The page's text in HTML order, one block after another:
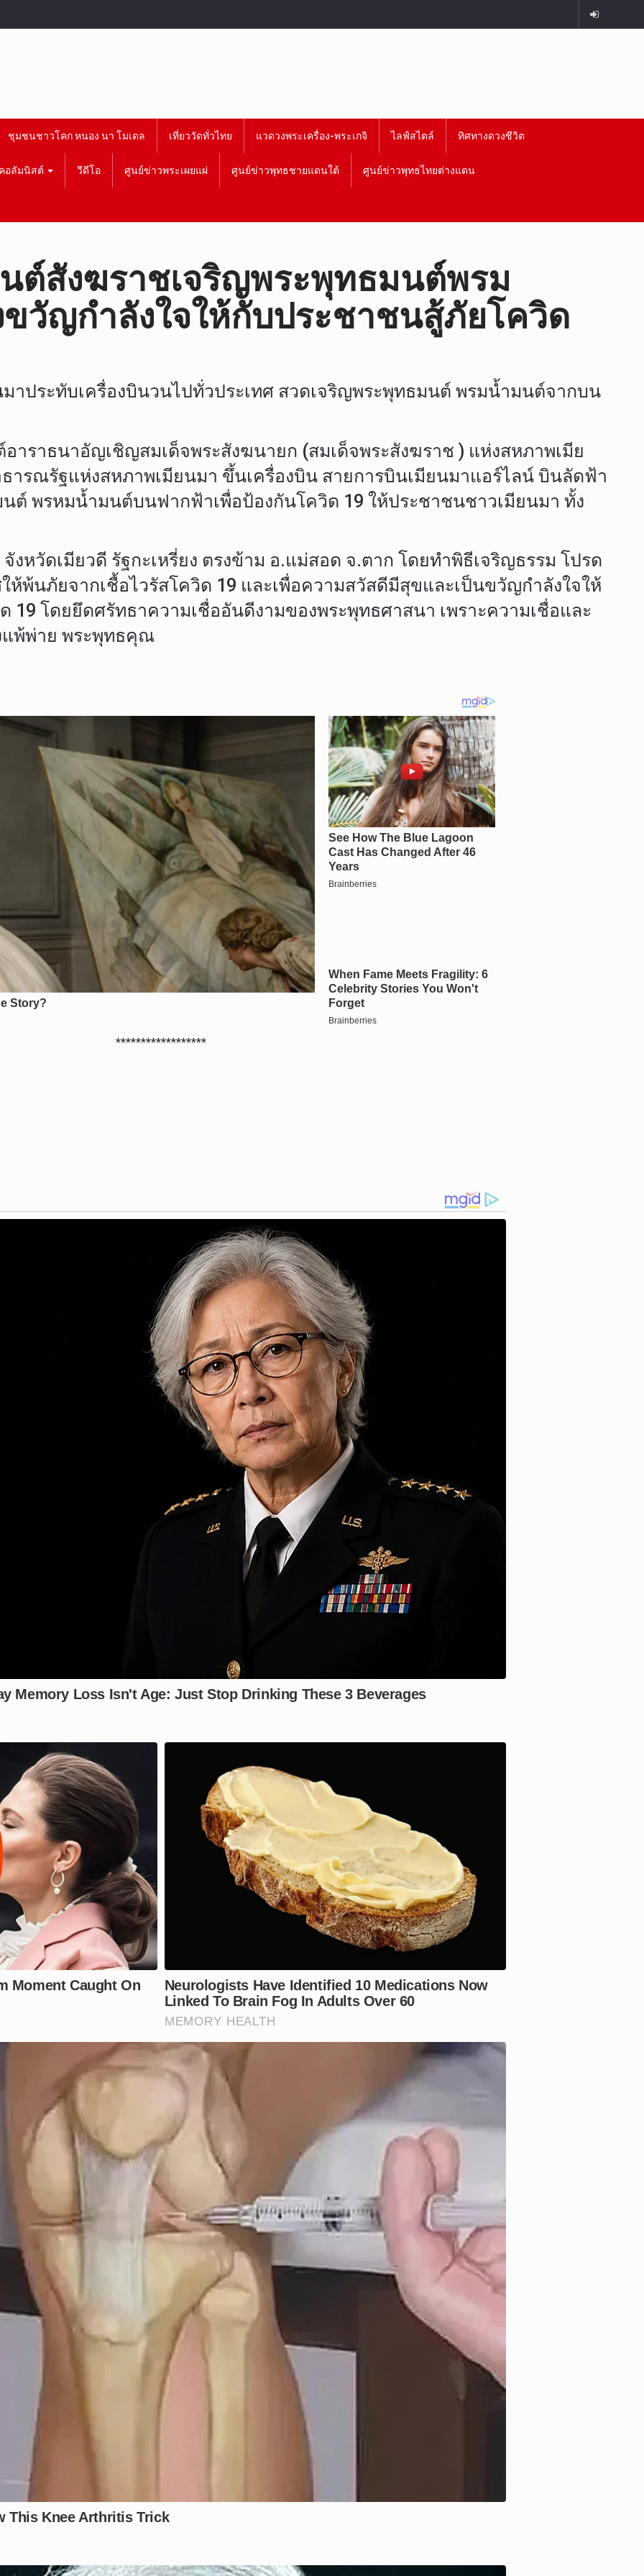
ชุมชนชาวโคก หนอง นา โมเดล เที่ยววัดทั่วไทย แวดวงพระเครื่อง-พระเกจิ ไลฟ์สไตล์ ทิศทางดวงชีวิต
อลัมนิสต์ วีดีโอ ศูนย์ข่าวพระเผยแผ่ ศูนย์ข่าวพุทธชายแดนใต้ ศูนย์ข่าวพุทธไทยต่างแดน
ต์สังฆราชเจริญพระพุทธมนต์พรม
วัญกำลังใจให้กับประชาชนสู้ภัยโควิด
ทับเครื่องบินวนไปทั่วประเทศ สวดเจริญพระพุทธมนต์ พรมน้ำมนต์จากบน
ธนาอัญเชิญสมเด็จพระสังฆนายก (สมเด็จพระสังฆราช ) แห่งสหภาพเมีย
รณรัฐแห่งสหภาพเมียนมา ขึ้นเครื่องบิน สายการบินเมียนมาแอร์ไลน์ บินลัดฟ้า
ต์ พรหมน้ำมนต์บนฟากฟ้าเพื่อป้องกันโควิด 19 ให้ประชาชนชาวเมียนมา ทั้ง
ดเมียวดี รัฐกะเหรี่ยง ตรงข้าม อ.แม่สอด จ.ตาก โดยทำพิธีเจริญธรรม โปรด
พ้นภัยจากเชื้อไวรัสโควิด 19 และเพื่อความสวัสดีมีสุขและเป็นขวัญกำลังใจให้
โดยยึดศรัทธาความเชื่ออันดีงามของพระพุทธศาสนา เพราะความเชื่อและ
แพ้พ่าย พระพุทธคุณ
******************